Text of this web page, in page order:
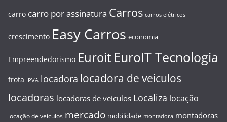
carro carro por assinatura Carros carros elétricos
crescimento Easy Carros economia
Empreendedorismo Euroit EuroIT Tecnologia
frota IPVA locadora locadora de veiculos
locadoras locadoras de veículos Localiza locação
locação de veículos mercado mobilidade montadora montadoras